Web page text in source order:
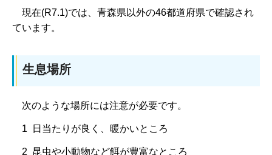
現在(R7.1)では、 青森県以外の46都道府県で確認され
ています。
生息場所
次のような場所には注意が必要です。
1 日当たりが良く、暖かいところ
2 昆虫や小動物など餌が豊富なところ